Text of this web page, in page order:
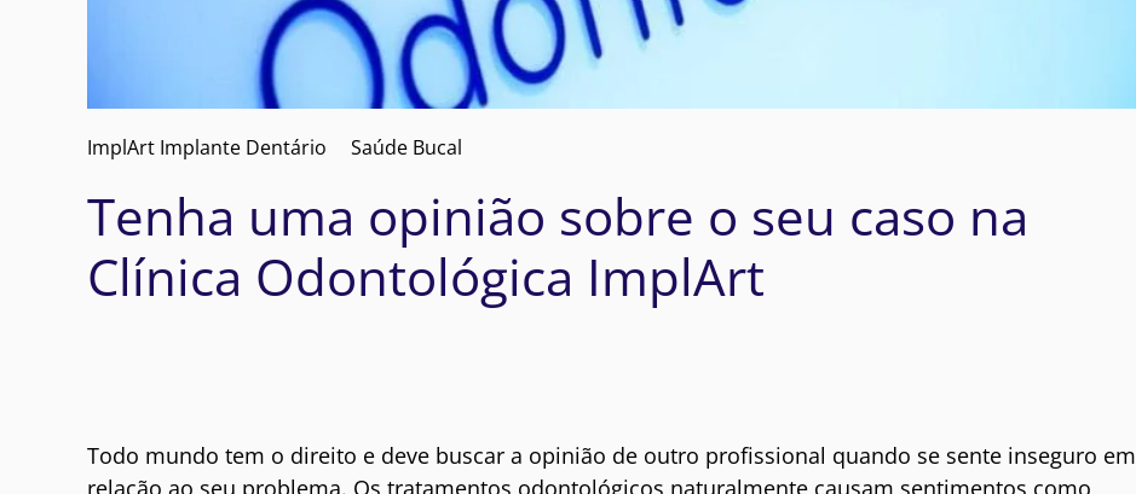
ImplArt Implante Dentário Saúde Bucal
Tenha uma opinião sobre o seu caso na
Clínica Odontológica ImplArt
Todo mundo tem o direito e deve buscar a opinião de outro profissional quando se sente inseguro em
relação ao seu problema. Os tratamentos odontológicos naturalmente causam sentimentos como